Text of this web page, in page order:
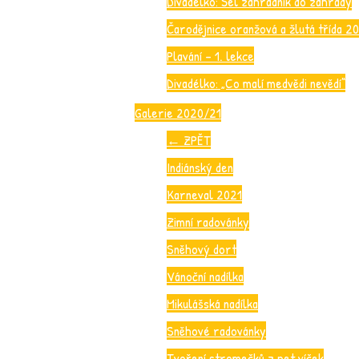
Čarodějnice oranžová a žlutá třída
Plavání – 1. lekce
Divadélko: „Co malí medvědi nevědí“
Galerie 2020/21
← ZPĚT
Indiánský den
Karneval 2021
Zimní radovánky
Sněhový dort
Vánoční nadílka
Mikulášská nadílka
Sněhové radovánky